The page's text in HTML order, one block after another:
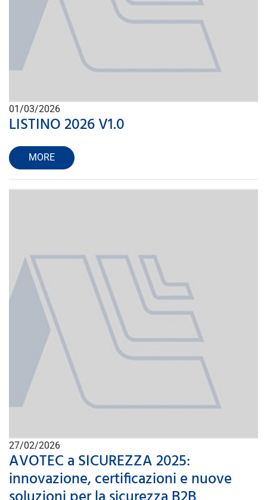
01/03/2026
LISTINO 2026 V1.0
MORE
27/02/2026
AVOTEC a SICUREZZA 2025:
innovazione, certificazioni e nuove